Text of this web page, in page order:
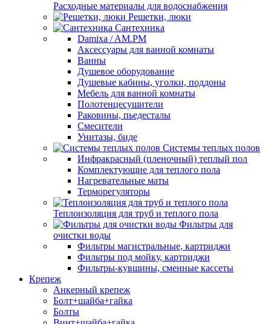
Расходные материалы для водоснабжения
Решетки, люки
Сантехника
Damixa / AM.PM
Аксессуары для ванной комнаты
Ванны
Душевое оборудование
Душевые кабины, уголки, поддоны
Мебель для ванной комнаты
Полотенцесушители
Раковины, пьедесталы
Смесители
Унитазы, биде
Системы теплых полов
Инфракрасный (пленочный) теплый пол
Комплектующие для теплого пола
Нагревательные маты
Терморегуляторы
Теплоизоляция для труб и теплого пола
Фильтры для
очистки воды
Фильтры магистральные, картриджи
Фильтры под мойку, картриджи
Фильтры-кувшины, сменные кассеты
Крепеж
Анкерный крепеж
Болт+шайба+гайка
Болты